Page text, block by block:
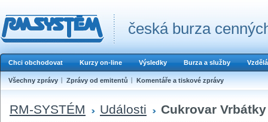
česká burza
Chci obchodovat Kurzy on-line Výsledky Burza a služby
Všechny zprávy Zprávy od emitentů Komentáře a tiskové zprávy
RM-SYSTÉM Události Cukrovar